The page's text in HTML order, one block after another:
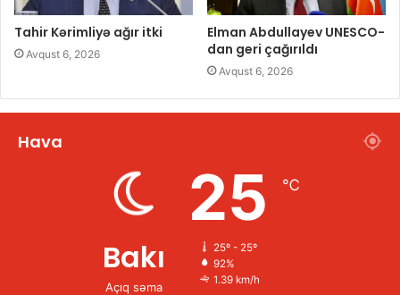
Tahir Kərimliyə ağır itki
Avqust 6, 2026
Elman Abdullayev UNESCO-
dan geri çağırıldı
Avqust 6, 2026
Hava
Bakı
Açıq səma
25 ℃
25º - 25º
92%
1.39 km/h